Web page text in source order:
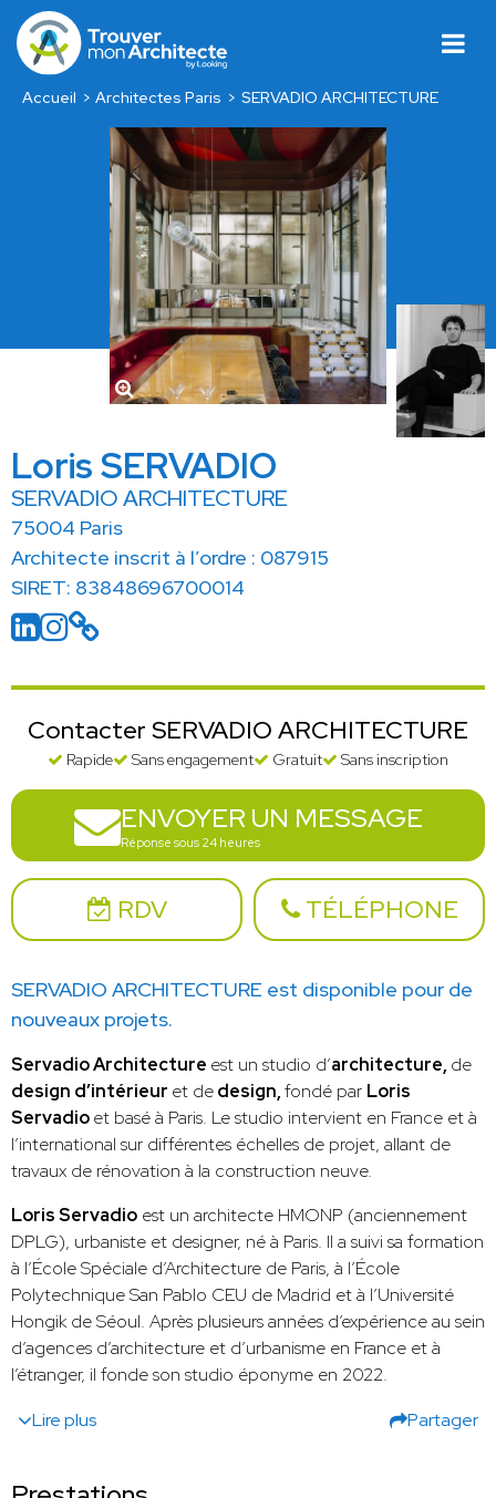
Accueil Architectes Paris SERVADIO ARCHITECTURE
Loris SERVADIO
SERVADIO ARCHITECTURE
75004 Paris
Architecte inscrit à l’ordre : 087915
SIRET: 83848696700014
Contacter SERVADIO ARCHITECTURE
Rapide Sans engagement Gratuit Sans inscription
ENVOYER UN MESSAGE
Réponse sous 24 heures
RDV TÉLÉPHONE
SERVADIO ARCHITECTURE est disponible pour de
nouveaux projets.
Servadio Architecture est un studio d’architecture, de
design d’intérieur et dedesign,fondé par Loris
Servadioet basé à Paris. Le studio intervient en France et à
l’international sur différentes échelles de projet, allant de
travaux de rénovation à la construction neuve.
Loris Servadio est un architecte HMONP (anciennement
DPLG), urbaniste et designer, né à Paris. Il a suivi sa formation
à l’École Spéciale d’Architecture de Paris, à l’École
Polytechnique San Pablo CEU de Madrid et à l’Université
Hongik de Séoul. Après plusieurs années d’expérience au sein
d’agences d’architecture et d’urbanisme en France et à
l’étranger, il fonde son studio éponyme en 2022.
Lire plus
Partager